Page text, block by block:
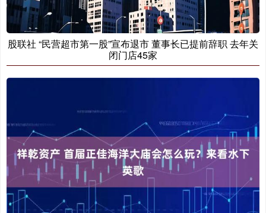
股联社 “民营超市第一股”宣布退市 董事长已提前辞职 去年关
闭门店45家